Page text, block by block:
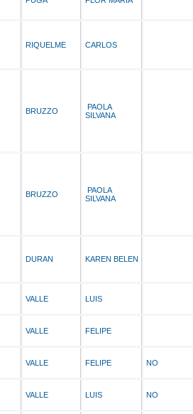
RIQUELME CARLOS
BRUZZO
PAOLA
SILVANA
BRUZZO
PAOLA
SILVANA
DURAN KAREN BELEN
VALLE LUIS
VALLE FELIPE
VALLE FELIPE NO
VALLE LUIS NO